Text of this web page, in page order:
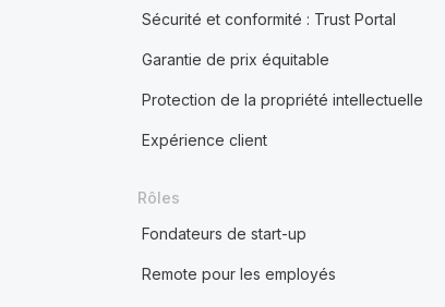
Sécurité et conformité : Trust Portal
Garantie de prix équitable
Protection de la propriété intellectuelle
Expérience client
Rôles
Fondateurs de start-up
Remote pour les employés